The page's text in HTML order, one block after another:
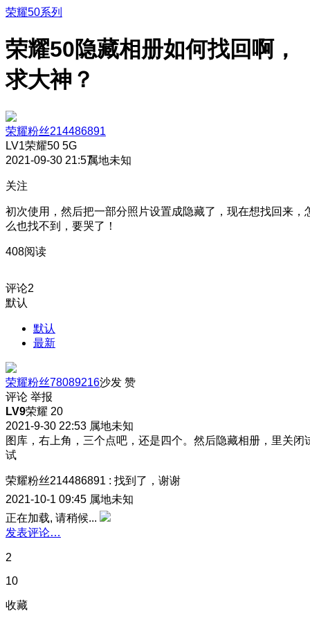
荣耀50系列
荣耀50隐藏相册如何找回啊，
求大神？
荣耀粉丝214486891
LV1荣耀50 5G
2021-09-30 21:57属地未知
关注
初次使用，然后把一部分照片设置成隐藏了，现在想找回来，
么也找不到，要哭了！
408阅读
评论2
默认
默认
最新
荣耀粉丝78089216沙发 赞
评论 举报
LV9荣耀 20
2021-9-30 22:53 属地未知
图库，右上角，三个点吧，还是四个。然后隐藏相册，里关闭
试
荣耀粉丝214486891 : 找到了，谢谢
2021-10-1 09:45 属地未知
正在加载, 请稍候...
发表评论…
2
10
收藏